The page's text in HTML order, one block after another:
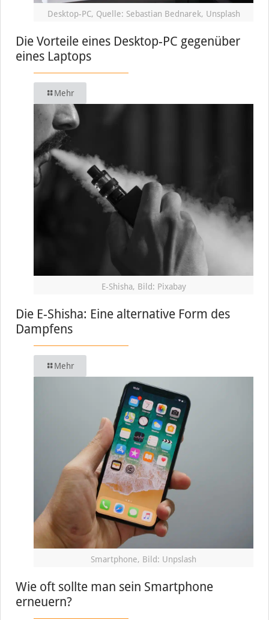
Desktop-PC, Quelle: Sebastian Bednarek, Unsplash
Die Vorteile eines Desktop-PC gegenüber
eines Laptops
Mehr
E-Shisha, Bild: Pixabay
Die E-Shisha: Eine alternative Form des
Dampfens
Mehr
Smartphone, Bild: Unpslash
Wie oft sollte man sein Smartphone
erneuern?